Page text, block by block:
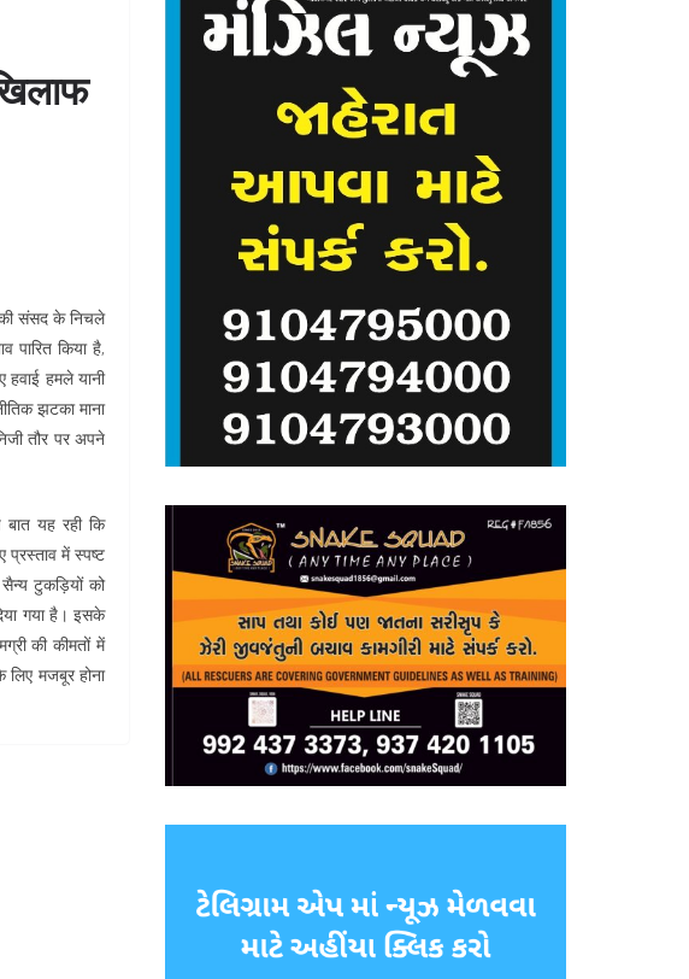
संसद के निचले
किया है,
हमले यानी
झटका माना
तौर पर अपने
यह रही कि
प्रस्ताव में स्पष्ट
टुकड़ियों को
गया है। इसके
की कीमतों में
मजबूर होना